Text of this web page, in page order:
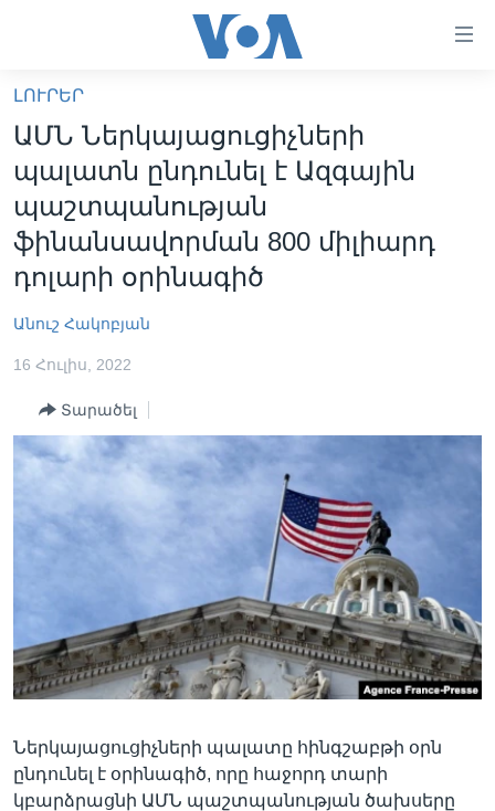
հիմնական
բովանդակությանը
անցնել
հիմնական
բովանդակությանը
հիմնական
բովանդակություն
ՏԵՍԱՆՅՈՒԹԵՐ
ՖԻԼՄԵՐ
ՖԻԼՄԵՐ
IN ENGLISH
ՄԵՐ ՄԱՍԻՆ
ՄԵՐ ՄԱՍԻՆ
ԿԱՊ ՄԵԶ ՀԵՏ
ՈՒԿՐԱԻՆԱԿԱՆ ՊԱՏԵՐԱԶՄ
Learning English
ՀԵՏԵՒԵՔ ՄԵԶ
ԼՈՒՐԵՐ
ԱՄՆ Ներկայացուցիչների
պալատն ընդունել է Ազգային
պաշտպանության
ֆինանսավորման 800 միլիարդ
դոլարի օրինագիծ
Անուշ Հակոբյան
16 Հուլիս, 2022
Տարածել
Ներկայացուցիչների պալատը հինգշաբթի օրն
ընդունել է օրինագիծ, որը հաջորդ տարի
կբարձրացնի ԱՄՆ պաշտպանության ծախսերը